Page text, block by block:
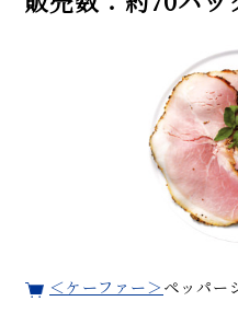
＜ケーファー＞ ペッパー